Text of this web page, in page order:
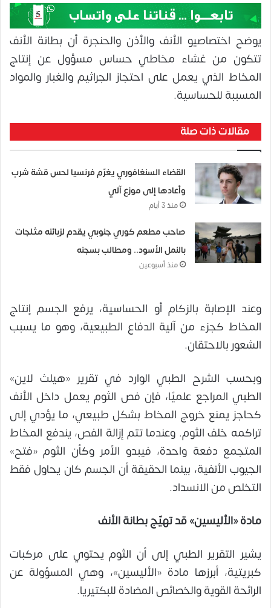
يوضح اختصاصيو الأنف والأذن والحنجرة أن بطانة الأنف
تتكون من غشاء مخاطي حساس مسؤول عن إنتاج
المخاط الذي يعمل على احتجاز الجراثيم والغبار والمواد
المسببة للحساسية.
مقالات ذات صلة
القضاء السنغافوري يغرّم فرنسيا لحس قشة شرب
وأعادها إلى موزع آلي
منذ 3 أيام
صاحب مطعم كوري جنوبي يقدم لزبائنه مثلجات
بالنمل الأسود.. ومطالب بسجنه
منذ أسبوعين
وعند الإصابة بالزكام أو الحساسية، يرفع الجسم إنتاج
المخاط كجزء من آلية الدفاع الطبيعية، وهو ما يسبب
الشعور بالاحتقان.
وبحسب الشرح الطبي الوارد في تقرير «هيلث لاين»
الطبي المراجع علميًا، فإن فص الثوم يعمل داخل الأنف
كحاجز يمنع خروج المخاط بشكل طبيعي، ما يؤدي إلى
تراكمه خلف الثوم. وعندما تتم إزالة الفص، يندفع المخاط
المتجمع دفعة واحدة، فيبدو الأمر وكأن الثوم «فتح»
الجيوب الأنفية، بينما الحقيقة أن الجسم كان يحاول فقط
التخلص من الانسداد.
مادة «الأليسين» قد تهيّج بطانة الأنف
يشير التقرير الطبي إلى أن الثوم يحتوي على مركبات
كبريتية، أبرزها مادة «الأليسين»، وهي المسؤولة عن
الرائحة القوية والخصائص المضادة للبكتيريا.